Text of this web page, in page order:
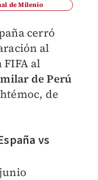
de Milenio
cerró
al
FIFA al
de Perú
de
vs